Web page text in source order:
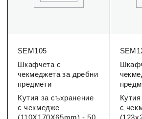
SEM105
Шкафчета с
чекмеджета за дребни
предмети
Кутия за съхранение
с чекмедже
(110X170X65mm) - 50
с